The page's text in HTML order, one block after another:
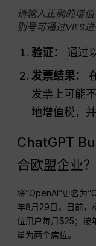
请输入正确的增
别号可通过VIES
验证： 通过
发票结果：
发票上可能
地增值税，
ChatGPT
合欧盟企业？
将“OpenAI”更名为
年8月29日。目前，
位用户每月$25；按
量为两个席位。.